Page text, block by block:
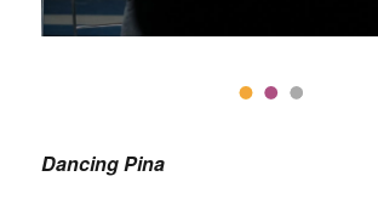
Dancing Pina